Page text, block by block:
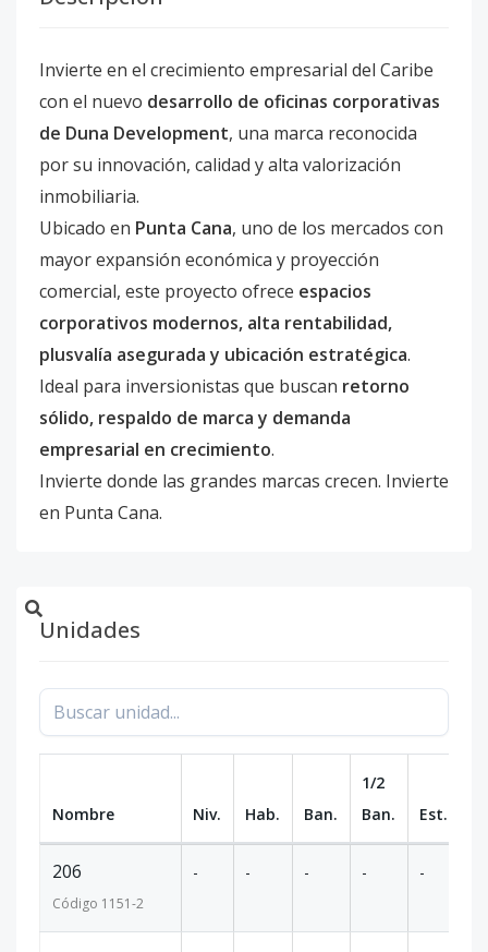
Invierte en el crecimiento empresarial del Caribe
con el nuevo desarrollo de oficinas corporativas
de Duna Development, una marca reconocida
por su innovación, calidad y alta valorización
inmobiliaria.
Ubicado en Punta Cana, uno de los mercados con
mayor expansión económica y proyección
comercial, este proyecto ofrece espacios
corporativos modernos, alta rentabilidad,
plusvalía asegurada y ubicación estratégica.
Ideal para inversionistas que buscan retorno
sólido, respaldo de marca y demanda
empresarial en crecimiento.
Invierte donde las grandes marcas crecen. Invierte
en Punta Cana.
Unidades
Nombre Niv. Hab. Ban.
1/2
Ban.
Est.
206
Código 1151-2
- - - - -